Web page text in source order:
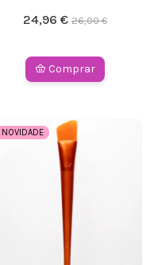
24,96 € 26,00 €
Comprar
NOVIDADE